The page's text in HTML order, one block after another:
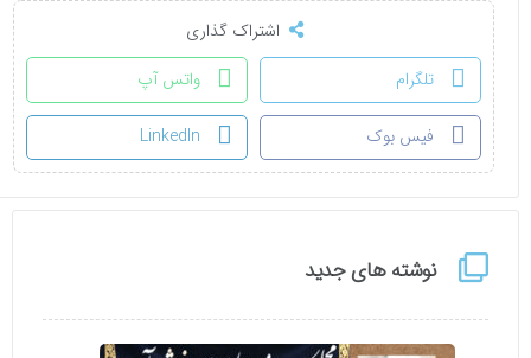
نوشته های جدید
اشتراک گذاری
تلگرام
واتس آپ
فیس بوک LinkedIn